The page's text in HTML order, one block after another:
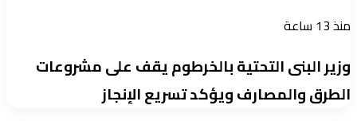
منذ 13 ساعة
وزير البنى التحتية بالخرطوم يقف على مشروعات
الطرق والمصارف ويؤكد تسريع الإنجاز